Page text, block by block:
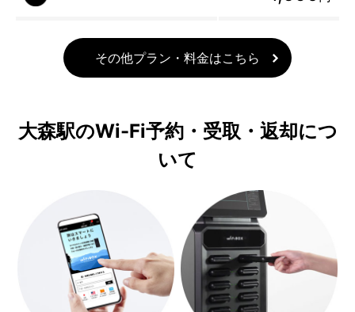
その他プラン・料金はこちら
大森駅のWi-Fi予約・受取・返却につ
いて